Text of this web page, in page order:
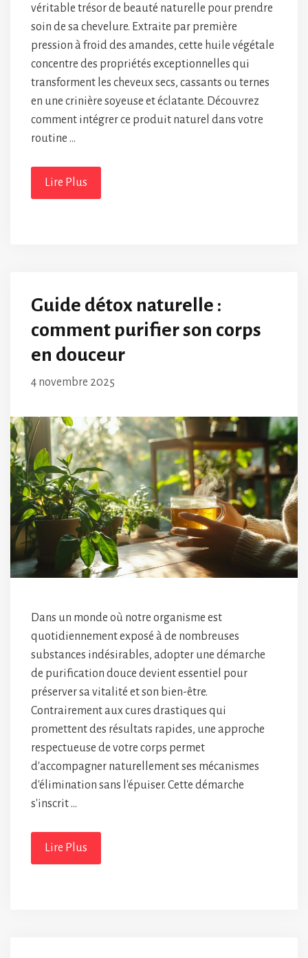
véritable trésor de beauté naturelle pour prendre
soin de sa chevelure. Extraite par première
pression à froid des amandes, cette huile végétale
concentre des propriétés exceptionnelles qui
transforment les cheveux secs, cassants ou ternes
en une crinière soyeuse et éclatante. Découvrez
comment intégrer ce produit naturel dans votre
routine …
Lire Plus
Guide détox naturelle :
comment purifier son corps
en douceur
4 novembre 2025
Dans un monde où notre organisme est
quotidiennement exposé à de nombreuses
substances indésirables, adopter une démarche
de purification douce devient essentiel pour
préserver sa vitalité et son bien-être.
Contrairement aux cures drastiques qui
promettent des résultats rapides, une approche
respectueuse de votre corps permet
d'accompagner naturellement ses mécanismes
d'élimination sans l'épuiser. Cette démarche
s'inscrit …
Lire Plus